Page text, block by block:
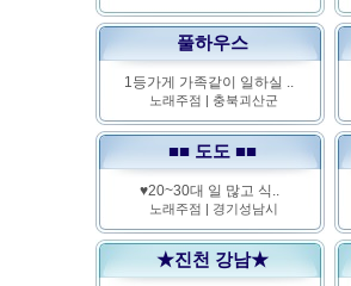
풀하우스
1등가게 가족같이 일하실 ..
노래주점 | 충북괴산군
■■ 도도 ■■
♥20~30대 일 많고 식..
노래주점 | 경기성남시
★진천 강남★